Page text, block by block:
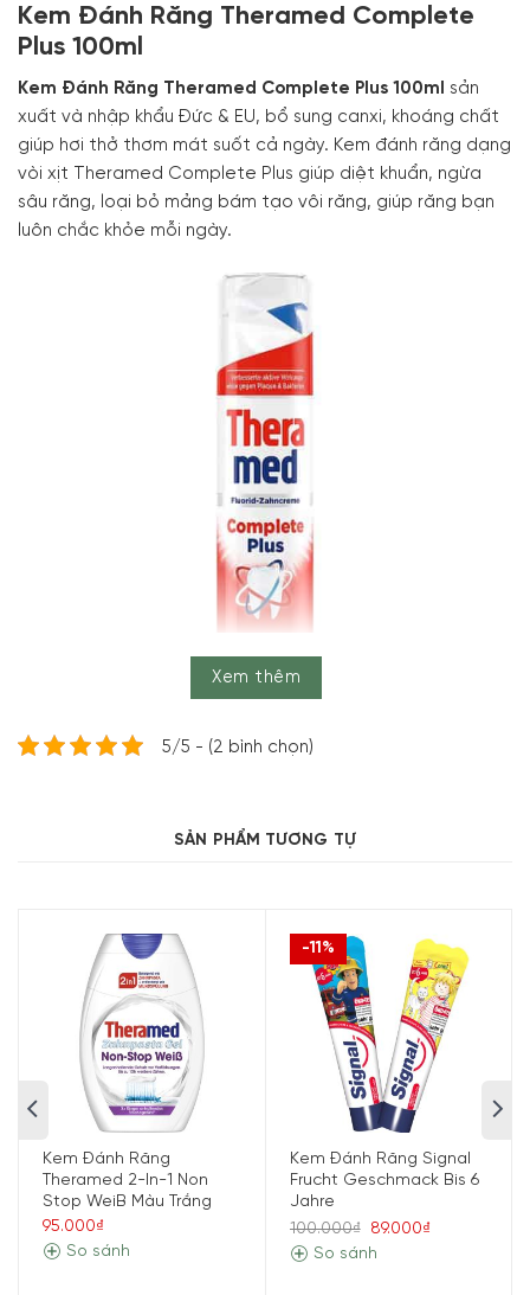
Kem Đánh Răng Theramed Complete
Plus 100ml
Kem Đánh Răng Theramed Complete Plus 100ml
sản
xuất và nhập khẩu Đức & EU, bổ sung canxi, khoáng chất
giúp hơi thở thơm mát suốt cả ngày. Kem đánh răng dạng
vòi xịt Theramed Complete Plus giúp diệt khuẩn, ngừa
sâu răng, loại bỏ mảng bám tạo vôi răng, giúp răng bạn
luôn chắc khỏe mỗi ngày.
Công dụng kem đánh răng Theramed
Complete Plus 100 ml
ngừa cao răng hiệu quả.
Theramed Complete Plus
Nhẹ nhàng loại bỏ những
thức ăn thừa, bám bẩn khi chải răng thông thường.
Theramed Complete Plus
với khả năng bảo vệ răng,
chống sâu răng và tăng cường flour cho răng thêm
chắc khỏe.
Xem thêm
5/5 - (2 bình chọn)
SẢN PHẨM TƯƠNG TỰ
Kem Đánh Răng
Theramed 2-In-1 Non
Stop WeiB Màu Trắng
95.000₫
So sánh
-11%
Kem Đánh Răng Signal
Frucht Geschmack Bis 6
Jahre
100.000₫
89.000₫
So sánh